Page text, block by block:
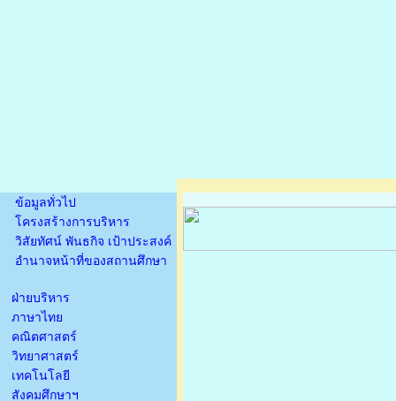
ข้อมูลทั่วไป
โครงสร้างการบริหาร
วิสัยทัศน์ พันธกิจ เป้าประสงค์
อำนาจหน้าที่ของสถานศึกษา
ฝ่ายบริหาร
ภาษาไทย
คณิตศาสตร์
วิทยาศาสตร์
เทคโนโลยี
สังคมศึกษาฯ